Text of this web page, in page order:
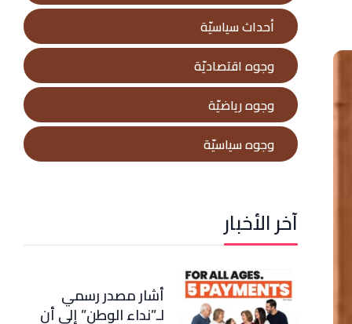
أحداث سياسيّة
وجوه اقتصاديّة
وجوه رياضيّة
وجوه سياسيّة
آخر الأخبار
أشار مصدر رسمي
لـ”نداء الوطن” إلى أن